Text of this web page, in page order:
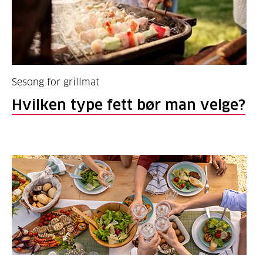
Sesong for grillmat
Hvilken type fett bør man velge?